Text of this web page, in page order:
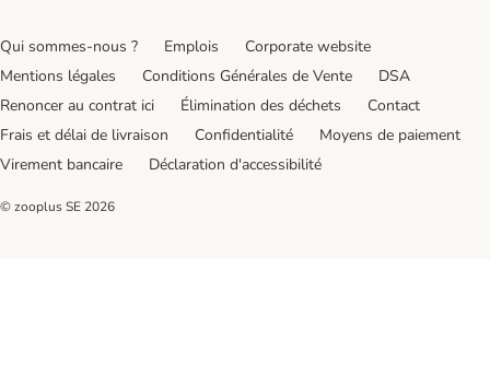
Qui sommes-nous ? Emplois
Corporate website
Mentions légales
Conditions Générales de Vente
DSA
Renoncer au contrat ici
Élimination des déchets
Contact
Frais et délai de livraison
Confidentialité
Moyens de paiement
Virement bancaire
Déclaration d'accessibilité
© zooplus SE 2026